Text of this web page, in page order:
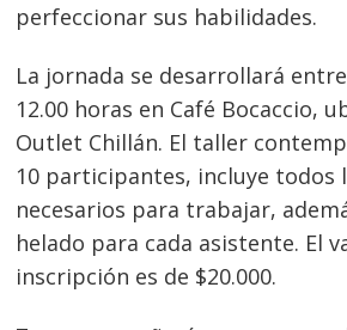
perfeccionar sus habilidades.
La jornada se desarrollará
12.00 horas en Café Bocaccio,
Outlet Chillán. El taller
10 participantes, incluye todos
necesarios para trabajar,
helado para cada asistente. El
inscripción es de $20.000.